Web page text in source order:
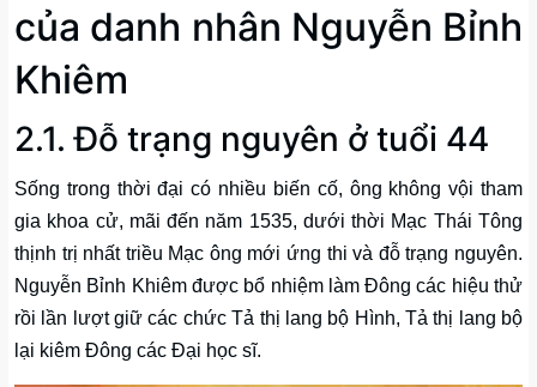
của danh nhân Nguyễn Bỉnh
Khiêm
2.1. Đỗ trạng nguyên ở tuổi 44
Sống trong thời đại có nhiều biến cố, ông không vội tham
gia khoa cử, mãi đến năm 1535, dưới thời Mạc Thái Tông
thịnh trị nhất triều Mạc ông mới ứng thi và đỗ trạng nguyên.
Nguyễn Bỉnh Khiêm được bổ nhiệm làm Đông các hiệu thử
rồi lần lượt giữ các chức Tả thị lang bộ Hình, Tả thị lang bộ
lại kiêm Đông các Đại học sĩ.